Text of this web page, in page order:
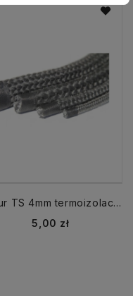
Sznur TS 4mm termoizolacyjny szklany
Cena
5,00 zł